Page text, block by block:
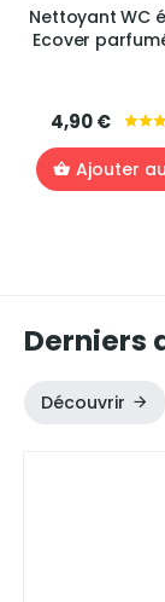
Nettoyant WC
Ecover
4,90 €
Ajouter
Derniers
Découvrir